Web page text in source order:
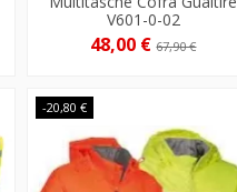
V601-0-02
48,00 €67,90 €
-20,80 €